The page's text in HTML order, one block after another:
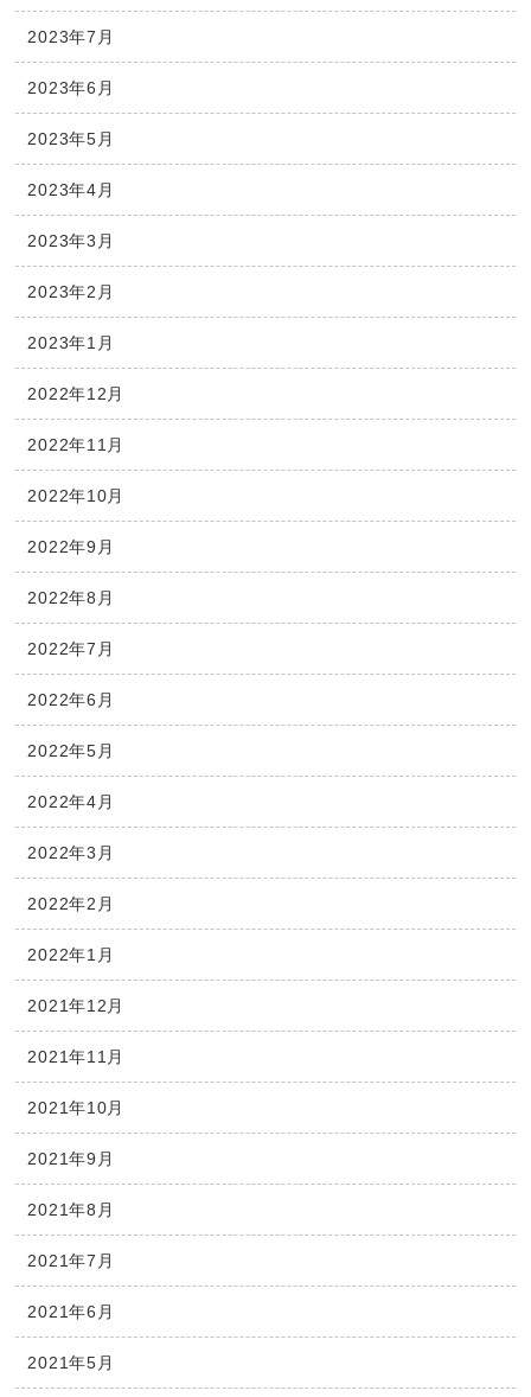
2023年7月
2023年6月
2023年5月
2023年4月
2023年3月
2023年2月
2023年1月
2022年12月
2022年11月
2022年10月
2022年9月
2022年8月
2022年7月
2022年6月
2022年5月
2022年4月
2022年3月
2022年2月
2022年1月
2021年12月
2021年11月
2021年10月
2021年9月
2021年8月
2021年7月
2021年6月
2021年5月